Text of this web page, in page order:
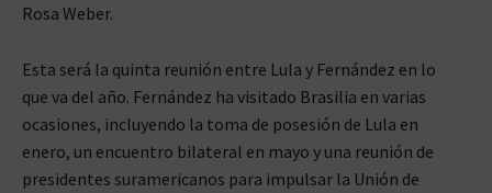
Rosa Weber.
Esta será la quinta reunión entre Lula y Fernández en lo
que va del año. Fernández ha visitado Brasilia en varias
ocasiones, incluyendo la toma de posesión de Lula en
enero, un encuentro bilateral en mayo y una reunión de
presidentes suramericanos para impulsar la Unión de